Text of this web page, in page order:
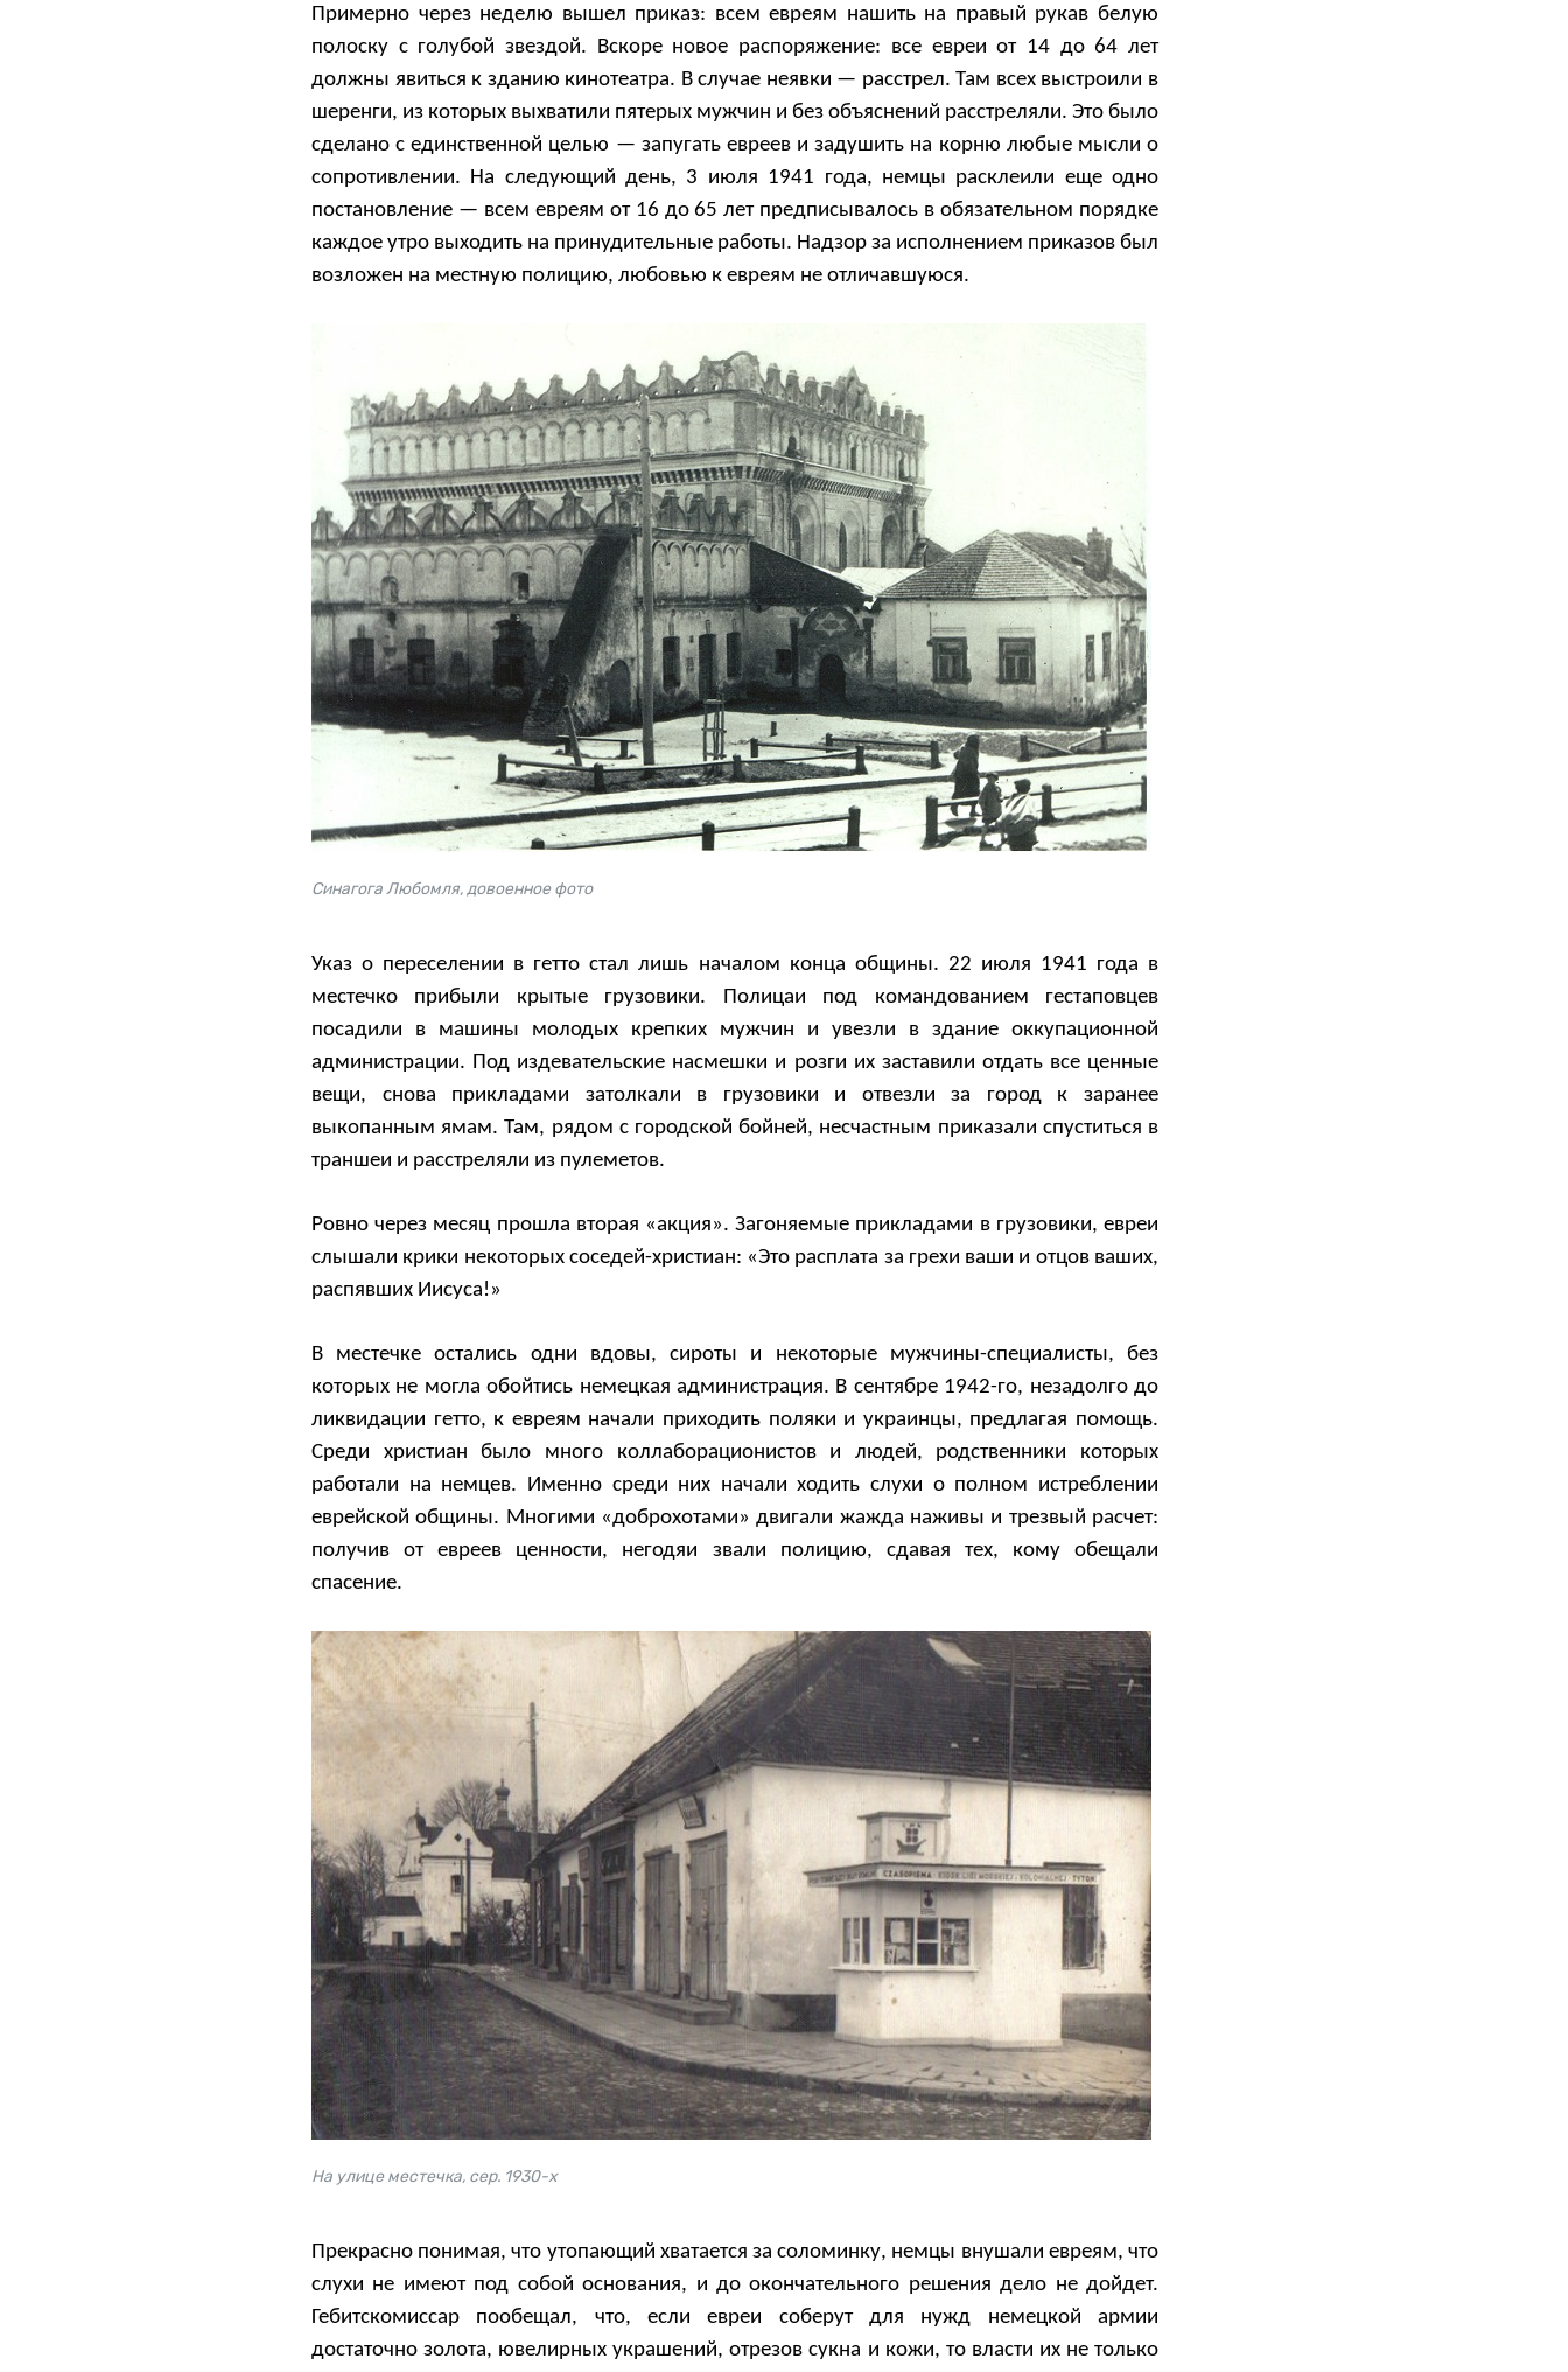
Примерно через неделю вышел приказ: всем евреям нашить на правый рукав белую
полоску с голубой звездой. Вскоре новое распоряжение: все евреи от 14 до 64 лет
должны явиться к зданию кинотеатра. В случае неявки — расстрел. Там всех выстроили в
шеренги, из которых выхватили пятерых мужчин и без объяснений расстреляли. Это было
сделано с единственной целью — запугать евреев и задушить на корню любые мысли о
сопротивлении. На следующий день, 3 июля 1941 года, немцы расклеили еще одно
постановление — всем евреям от 16 до 65 лет предписывалось в обязательном порядке
каждое утро выходить на принудительные работы. Надзор за исполнением приказов был
возложен на местную полицию, любовью к евреям не отличавшуюся.
Синагога Любомля, довоенное фото
Указ о переселении в гетто стал лишь началом конца общины. 22 июля 1941 года в
местечко прибыли крытые грузовики. Полицаи под командованием гестаповцев
посадили в машины молодых крепких мужчин и увезли в здание оккупационной
администрации. Под издевательские насмешки и розги их заставили отдать все ценные
вещи, снова прикладами затолкали в грузовики и отвезли за город к заранее
выкопанным ямам. Там, рядом с городской бойней, несчастным приказали спуститься в
траншеи и расстреляли из пулеметов.
Ровно через месяц прошла вторая «акция». Загоняемые прикладами в грузовики, евреи
слышали крики некоторых соседей-христиан: «Это расплата за грехи ваши и отцов ваших,
распявших Иисуса!»
В местечке остались одни вдовы, сироты и некоторые мужчины-специалисты, без
которых не могла обойтись немецкая администрация. В сентябре 1942-го, незадолго до
ликвидации гетто, к евреям начали приходить поляки и украинцы, предлагая помощь.
Среди христиан было много коллаборационистов и людей, родственники которых
работали на немцев. Именно среди них начали ходить слухи о полном истреблении
еврейской общины. Многими «доброхотами» двигали жажда наживы и трезвый расчет:
получив от евреев ценности, негодяи звали полицию, сдавая тех, кому обещали
спасение.
На улице местечка, сер. 1930-х
Прекрасно понимая, что утопающий хватается за соломинку, немцы внушали евреям, что
слухи не имеют под собой основания, и до окончательного решения дело не дойдет.
Гебитскомиссар пообещал, что, если евреи соберут для нужд немецкой армии
достаточно золота, ювелирных украшений, отрезов сукна и кожи, то власти их не только